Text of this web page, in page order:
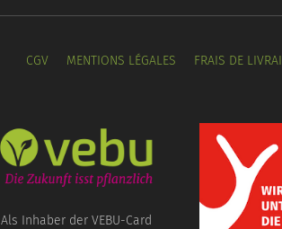
CGV MENTIONS LÉGALES FRAIS DE
Als Inhaber der VEBU-Card